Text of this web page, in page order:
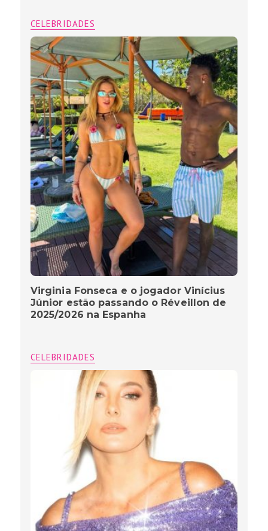
CELEBRIDADES
Virginia Fonseca e o jogador Vinícius
Júnior estão passando o Réveillon de
2025/2026 na Espanha
CELEBRIDADES